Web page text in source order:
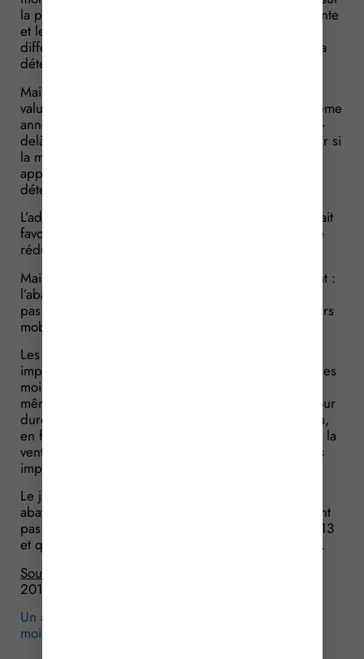
la plus-value réalisée (différence entre le prix de vente
et le prix d’acquisition) des abattements dont le taux
diffère selon la durée pendant laquelle le vendeur a
détenu ces titres.
Mais cette plus-value est aussi diminuée des moins-
values de même nature (réalisées au cours de la même
année ou les années précédentes sans remonter au-
delà de 10 ans). Se posait alors la question de savoir si
la moins-value devait, elle aussi, être calculée en
appliquant ces mêmes abattements pour durée de
détention.
L’administration avait tranché dans un sens qui lui était
favorable en décidant que la moins-value devait être
réduite des abattements pour durée de détention.
Mais le juge de l’impôt vient d’en décider autrement :
l’abattement pour durée de détention ne s’applique
pas aux moins-values retirées de la cession de valeurs
mobilières et de droits sociaux.
Les gains nets imposables sont donc calculés après
imputation sur la plus-value, avant tout abattement, des
moins-values de même nature subies au cours de la
même année ou placées en report ; l’abattement pour
durée de détention s’applique au solde ainsi obtenu,
en fonction de la durée de détention des titres dont la
vente fait apparaître une plus-value (subsistant après
imputation des moins-values).
Le juge en profite aussi pour rappeler que les
abattements pour durée de détention ne s’appliquent
pas aux plus-values réalisées avant le 1er janvier 2013
et qui se trouveraient depuis en report d’imposition.
Source :
2015, n° 390265
Un abattement pour les plus-values, pas pour les
moins-values !